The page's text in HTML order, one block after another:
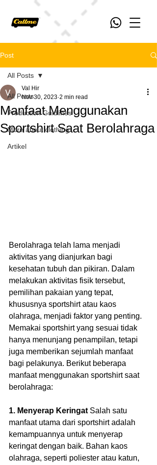
Post
All Posts
Production Guidlines
More about clothing
Artikel
All Posts
Manfaat Menggunakan
Sportshirt Saat Berolahraga
Val Hir
Nov 30, 2023 2 min read
Berolahraga telah lama menjadi
aktivitas yang dianjurkan bagi
kesehatan tubuh dan pikiran. Dalam
melakukan aktivitas fisik tersebut,
pemilihan pakaian yang tepat,
khususnya sportshirt atau kaos
olahraga, menjadi faktor yang penting.
Memakai sportshirt yang sesuai tidak
hanya menunjang penampilan, tetapi
juga memberikan sejumlah manfaat
bagi pelakunya. Berikut beberapa
manfaat menggunakan sportshirt saat
berolahraga:
1. Menyerap Keringat Salah satu
manfaat utama dari sportshirt adalah
kemampuannya untuk menyerap
keringat dengan baik. Bahan kaos
olahraga, seperti poliester atau katun,